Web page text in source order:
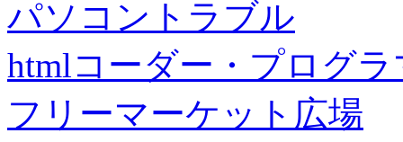
パソコントラブル
htmlコーダー・プログラ
フリーマーケット広場